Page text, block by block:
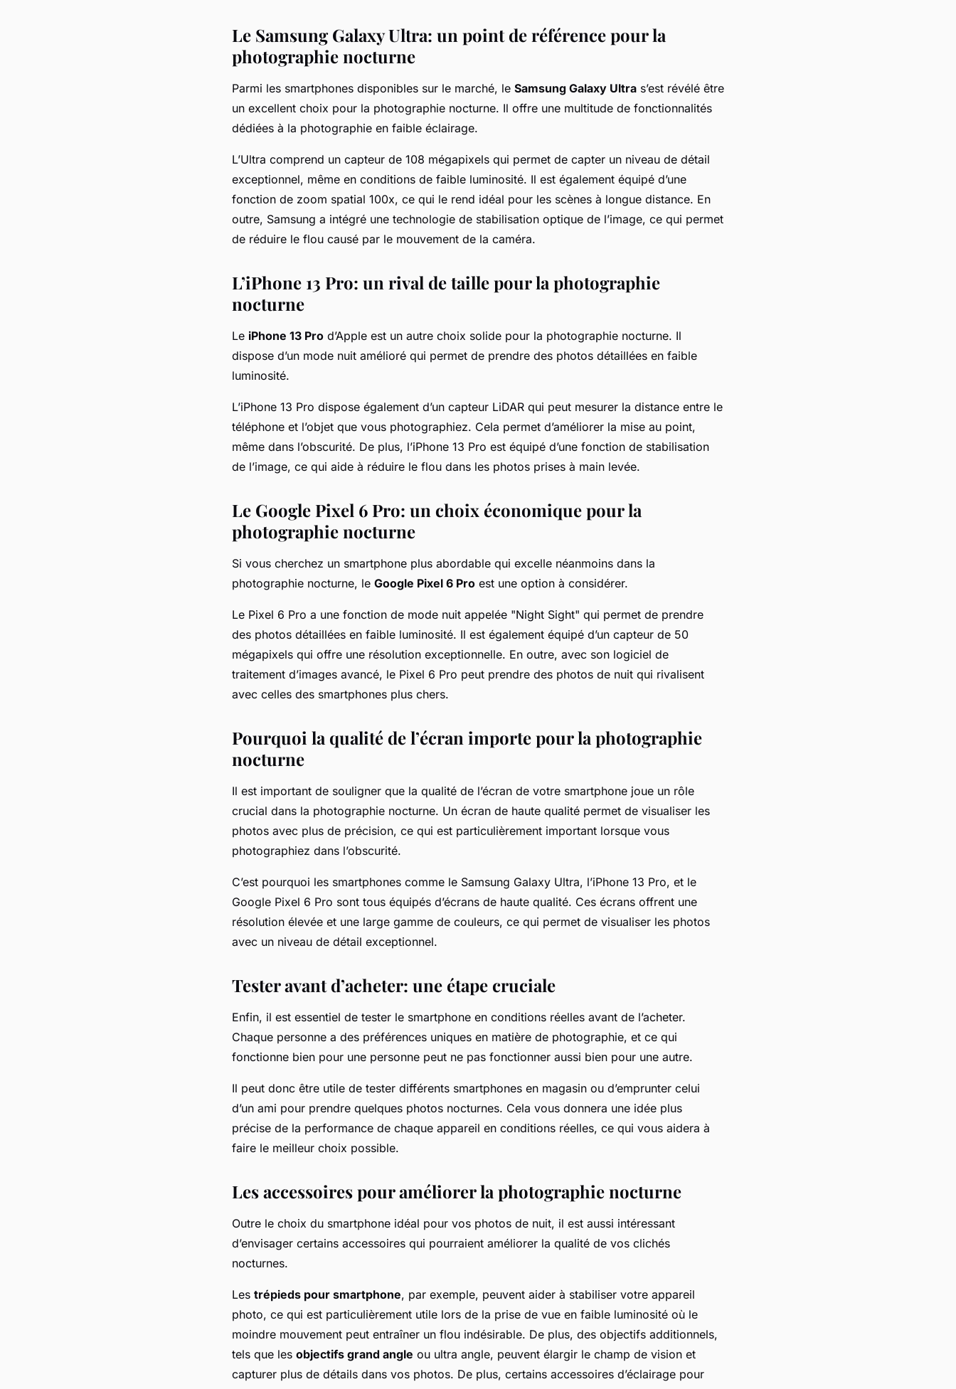
Le Samsung Galaxy Ultra: un point de référence pour la
photographie nocturne
Parmi les smartphones disponibles sur le marché, le Samsung Galaxy Ultra s’est révélé être
un excellent choix pour la photographie nocturne. Il offre une multitude de fonctionnalités
dédiées à la photographie en faible éclairage.
L’Ultra comprend un capteur de 108 mégapixels qui permet de capter un niveau de détail
exceptionnel, même en conditions de faible luminosité. Il est également équipé d’une
fonction de zoom spatial 100x, ce qui le rend idéal pour les scènes à longue distance. En
outre, Samsung a intégré une technologie de stabilisation optique de l’image, ce qui permet
de réduire le flou causé par le mouvement de la caméra.
L’iPhone 13 Pro: un rival de taille pour la photographie
nocturne
Le iPhone 13 Pro d’Apple est un autre choix solide pour la photographie nocturne. Il
dispose d’un mode nuit amélioré qui permet de prendre des photos détaillées en faible
luminosité.
L’iPhone 13 Pro dispose également d’un capteur LiDAR qui peut mesurer la distance entre le
téléphone et l’objet que vous photographiez. Cela permet d’améliorer la mise au point,
même dans l’obscurité. De plus, l’iPhone 13 Pro est équipé d’une fonction de stabilisation
de l’image, ce qui aide à réduire le flou dans les photos prises à main levée.
Le Google Pixel 6 Pro: un choix économique pour la
photographie nocturne
Si vous cherchez un smartphone plus abordable qui excelle néanmoins dans la
photographie nocturne, le Google Pixel 6 Pro est une option à considérer.
Le Pixel 6 Pro a une fonction de mode nuit appelée "Night Sight" qui permet de prendre
des photos détaillées en faible luminosité. Il est également équipé d’un capteur de 50
mégapixels qui offre une résolution exceptionnelle. En outre, avec son logiciel de
traitement d’images avancé, le Pixel 6 Pro peut prendre des photos de nuit qui rivalisent
avec celles des smartphones plus chers.
Pourquoi la qualité de l’écran importe pour la photographie
nocturne
Il est important de souligner que la qualité de l’écran de votre smartphone joue un rôle
crucial dans la photographie nocturne. Un écran de haute qualité permet de visualiser les
photos avec plus de précision, ce qui est particulièrement important lorsque vous
photographiez dans l’obscurité.
C’est pourquoi les smartphones comme le Samsung Galaxy Ultra, l’iPhone 13 Pro, et le
Google Pixel 6 Pro sont tous équipés d’écrans de haute qualité. Ces écrans offrent une
résolution élevée et une large gamme de couleurs, ce qui permet de visualiser les photos
avec un niveau de détail exceptionnel.
Tester avant d’acheter: une étape cruciale
Enfin, il est essentiel de tester le smartphone en conditions réelles avant de l’acheter.
Chaque personne a des préférences uniques en matière de photographie, et ce qui
fonctionne bien pour une personne peut ne pas fonctionner aussi bien pour une autre.
Il peut donc être utile de tester différents smartphones en magasin ou d’emprunter celui
d’un ami pour prendre quelques photos nocturnes. Cela vous donnera une idée plus
précise de la performance de chaque appareil en conditions réelles, ce qui vous aidera à
faire le meilleur choix possible.
Les accessoires pour améliorer la photographie nocturne
Outre le choix du smartphone idéal pour vos photos de nuit, il est aussi intéressant
d’envisager certains accessoires qui pourraient améliorer la qualité de vos clichés
nocturnes.
Les trépieds pour smartphone, par exemple, peuvent aider à stabiliser votre appareil
photo, ce qui est particulièrement utile lors de la prise de vue en faible luminosité où le
moindre mouvement peut entraîner un flou indésirable. De plus, des objectifs additionnels,
tels que les objectifs grand angle ou ultra angle, peuvent élargir le champ de vision et
capturer plus de détails dans vos photos. De plus, certains accessoires d’éclairage pour